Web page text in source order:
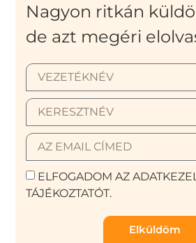
Nagyon ritkán
de azt megéri
ELFOGADOM AZ
TÁJÉKOZTATÓT.
Elküldöm